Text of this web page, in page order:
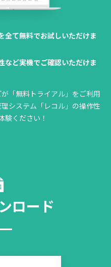
全て無料でお試しいただけま
など実機でご確認いただけま
「無料トライアル」をご利用
システム「レコル」の操作性
験ください！
ロード